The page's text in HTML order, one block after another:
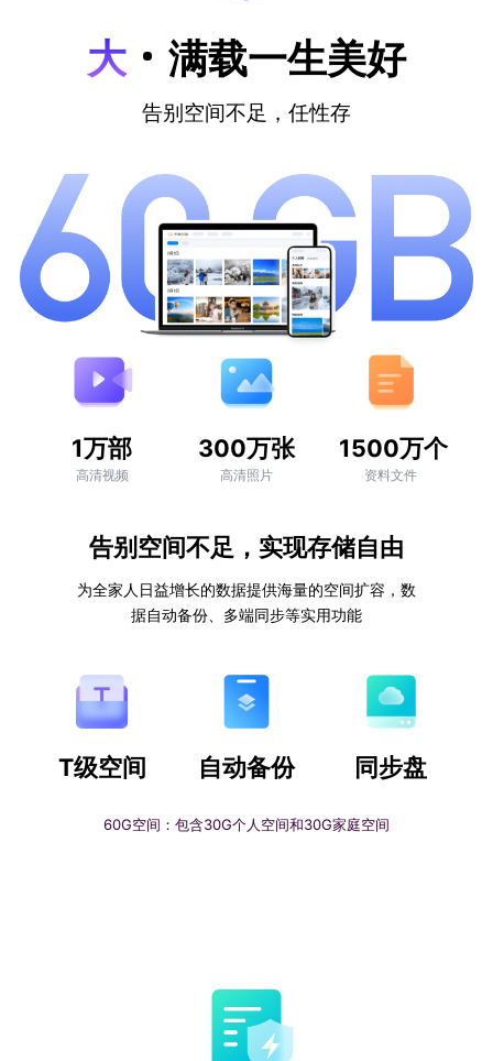
大 满载一生美好
告别空间不足，任性存
1万部
高清视频
300万张
高清照片
1500万个
资料文件
告别空间不足，实现存储自由
为全家人日益增长的数据提供海量的空间扩容，数
据自动备份、多端同步等实用功能
T级空间 自动备份 同步盘
60G空间：包含30G个人空间和30G家庭空间